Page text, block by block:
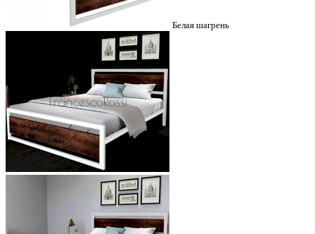
Белая шагрень